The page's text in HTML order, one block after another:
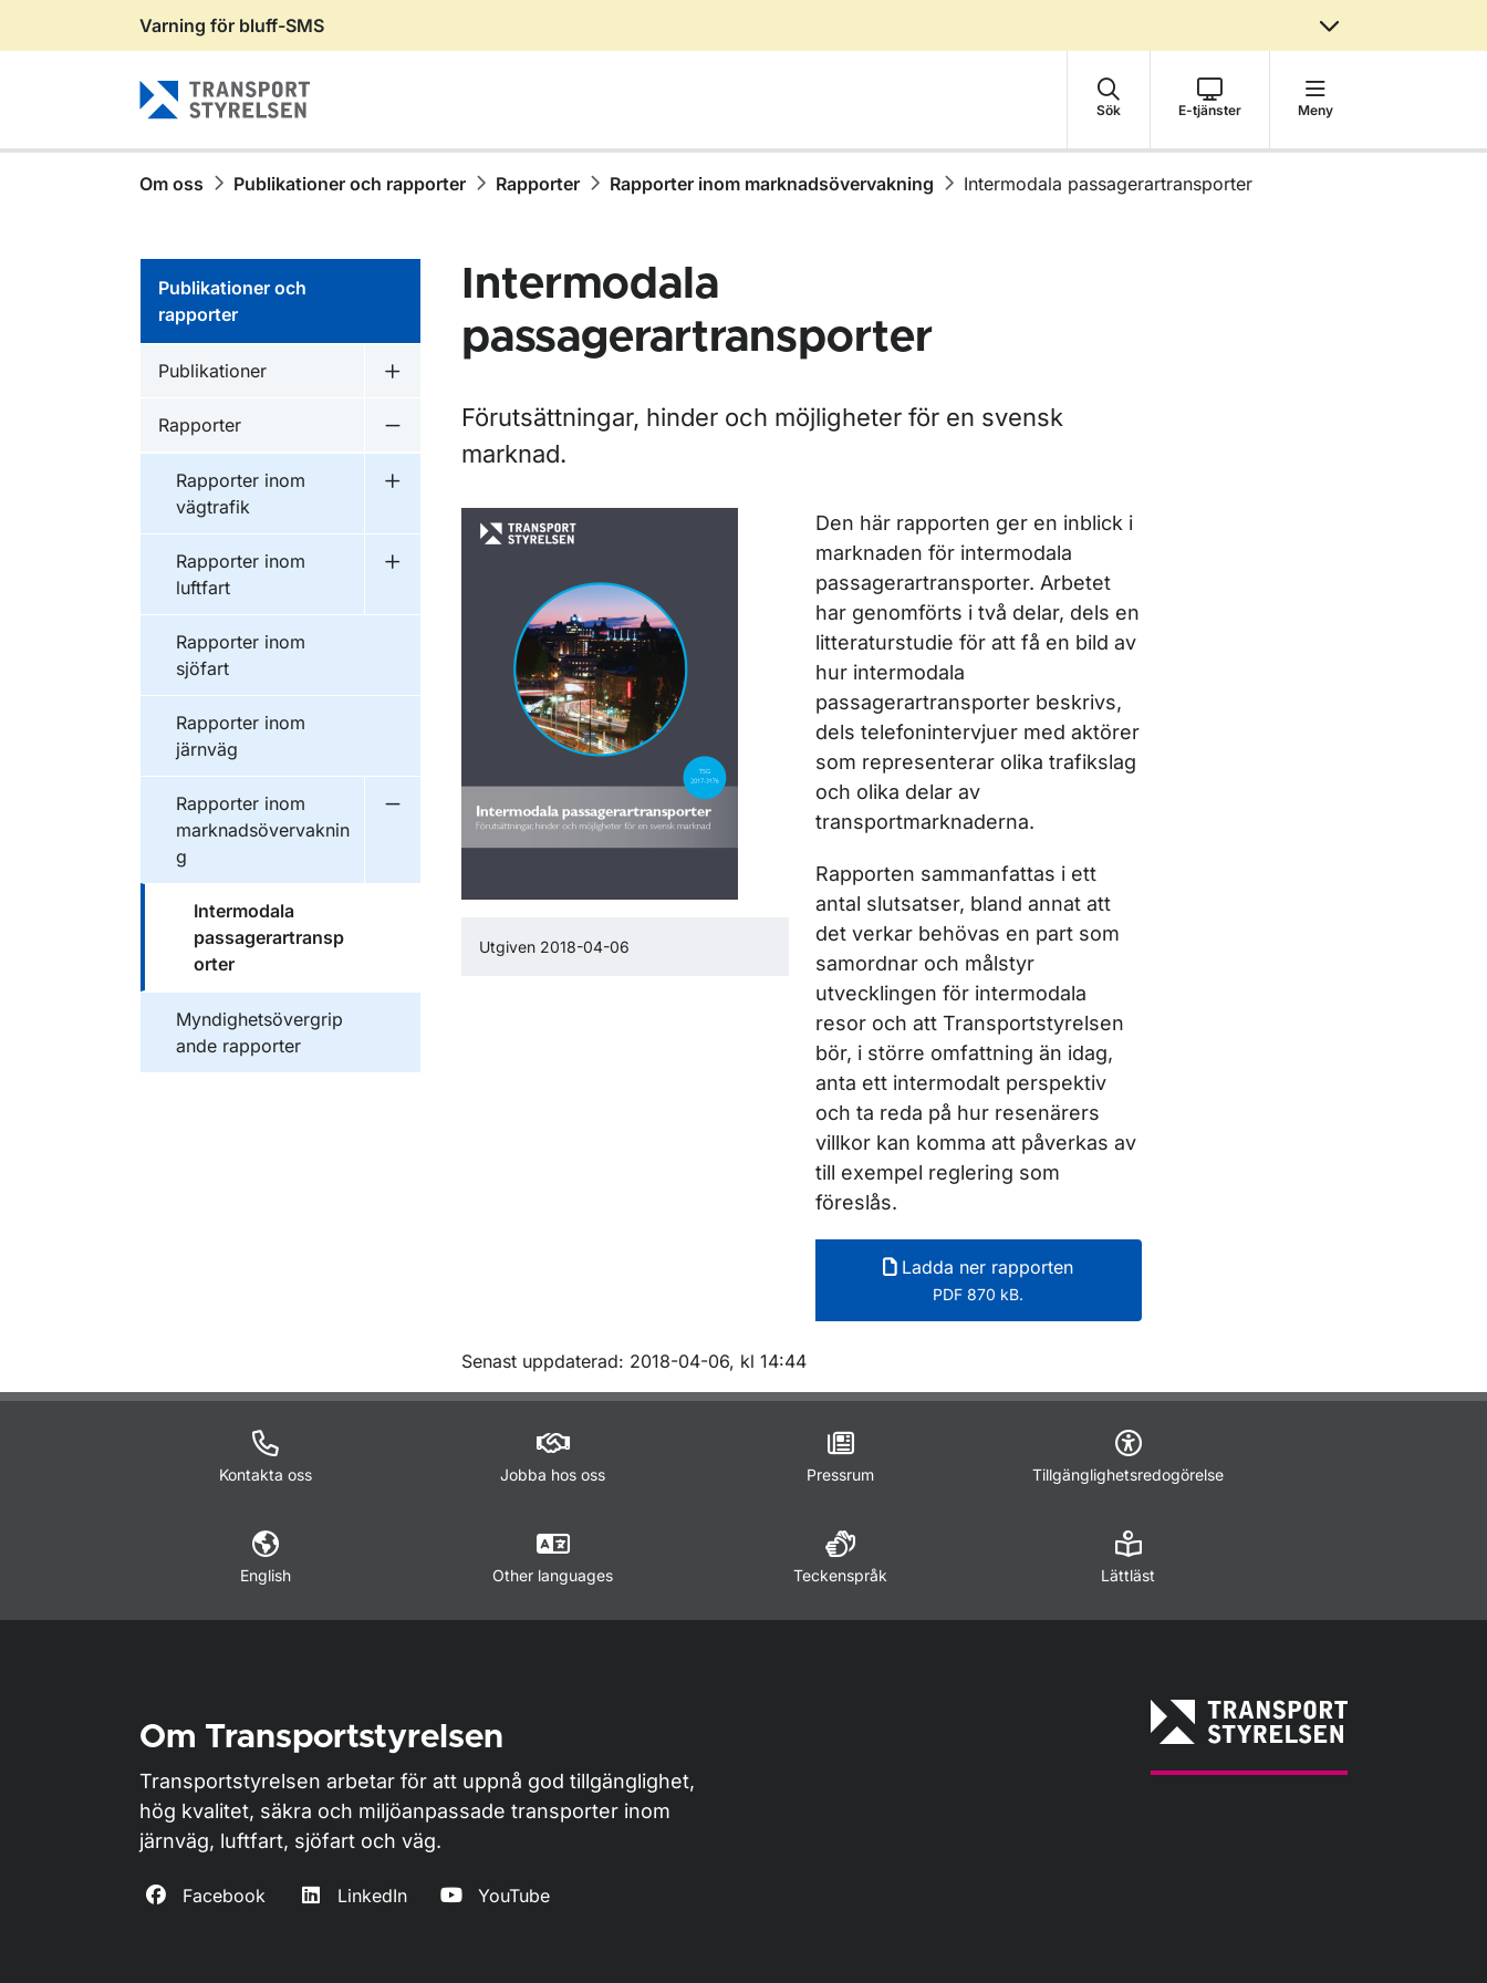
Gå till sidans innehåll
Varning för bluff-SMS
Sök E-tjänster Meny
Om oss Publikationer och rapporter Rapporter Rapporter inom marknadsövervakning Intermodala passagerartransporter
Publikationer och
rapporter
Publikationer inom
Publikationer
Undermeny för Publikationer
Publikationer inom
Rapporter
Undermeny för Rapporter
Publikationer inom
Rapporter inom
vägtrafik
Undermeny för Rapporter inom vägtrafik
Publikationer inom
Rapporter inom
luftfart
Undermeny för Rapporter inom luftfart
Publikationer inom
Rapporter inom
sjöfart
Publikationer inom
Rapporter inom
järnväg
Publikationer inom
Rapporter inom
marknadsövervaknin
g
Undermeny för Rapporter inom marknadsövervakning
Publikationer inom
Intermodala
passagerartransp
orter
Publikationer inom
Myndighetsövergrip
ande rapporter
Intermodala
passagerartransporter
Förutsättningar, hinder och möjligheter för en svensk
marknad.
Utgiven 2018-04-06
Den här rapporten ger en inblick i
marknaden för intermodala
passagerartransporter. Arbetet
har genomförts i två delar, dels en
litteraturstudie för att få en bild av
hur intermodala
passagerartransporter beskrivs,
dels telefonintervjuer med aktörer
som representerar olika trafikslag
och olika delar av
transportmarknaderna.
Rapporten sammanfattas i ett
antal slutsatser, bland annat att
det verkar behövas en part som
samordnar och målstyr
utvecklingen för intermodala
resor och att Transportstyrelsen
bör, i större omfattning än idag,
anta ett intermodalt perspektiv
och ta reda på hur resenärers
villkor kan komma att påverkas av
till exempel reglering som
föreslås.
Ladda ner rapporten
PDF 870 kB.
Om sidan
Senast uppdaterad: 2018-04-06, kl 14:44
Kontakta oss Jobba hos oss Pressrum Tillgänglighetsredogörelse
English Other languages Teckenspråk Lättläst
Om Transportstyrelsen
Transportstyrelsen arbetar för att uppnå god tillgänglighet,
hög kvalitet, säkra och miljöanpassade transporter inom
järnväg, luftfart, sjöfart och väg.
Facebook LinkedIn YouTube